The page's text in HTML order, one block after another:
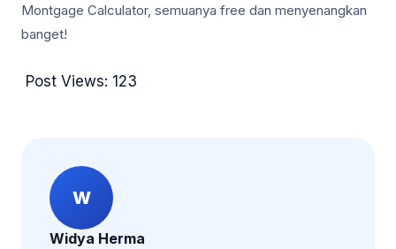
Montgage Calculator, semuanya free dan menyenangkan
banget!
Post Views: 123
W
Widya Herma